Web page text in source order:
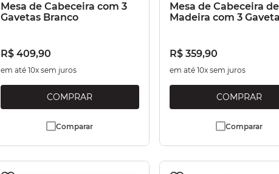
Mesa de Cabeceira com 3
Gavetas Branco
R$ 409,90
em até 10x sem juros
Comparar
Mesa de Cabeceira de
Madeira com 3
R$ 359,90
em até 10x sem juros
Comparar